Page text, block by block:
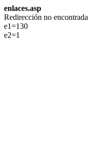
enlaces.asp
Redirección no encontrada
e1=130
e2=1